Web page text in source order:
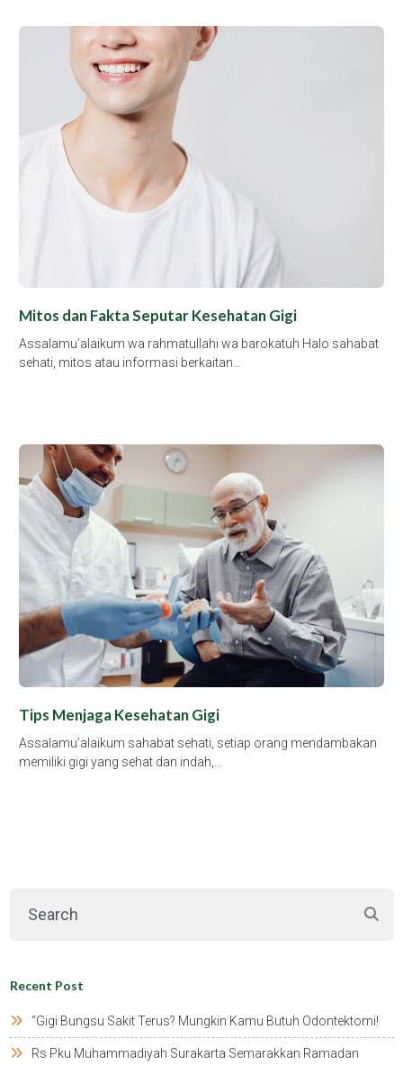
Mitos dan Fakta Seputar Kesehatan Gigi
Assalamu’alaikum wa rahmatullahi wa barokatuh Halo sahabat
sehati, mitos atau informasi berkaitan…
Tips Menjaga Kesehatan Gigi
Assalamu’alaikum sahabat sehati, setiap orang mendambakan
memiliki gigi yang sehat dan indah,…
Recent Post
“gigi Bungsu Sakit Terus? Mungkin Kamu Butuh Odontektomi!
Rs Pku Muhammadiyah Surakarta Semarakkan Ramadan